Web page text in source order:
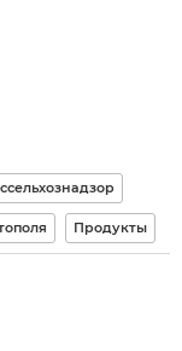
Продукты